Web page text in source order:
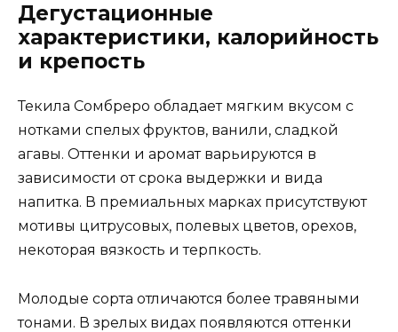
Дегустационные
характеристики, калорийность
и крепость
Текила Сомбреро обладает мягким вкусом с
нотками спелых фруктов, ванили, сладкой
агавы. Оттенки и аромат варьируются в
зависимости от срока выдержки и вида
напитка. В премиальных марках присутствуют
мотивы цитрусовых, полевых цветов, орехов,
некоторая вязкость и терпкость.
Молодые сорта отличаются более травяными
тонами. В зрелых видах появляются оттенки